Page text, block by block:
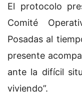
El protocolo
Comité
Posadas al
presente
ante la difícil
viviendo”.